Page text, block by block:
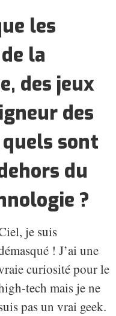
les
la
des jeux
des
sont
du
?
je suis
! J’ai une
curiosité pour le
tech mais je ne
pas un vrai geek.